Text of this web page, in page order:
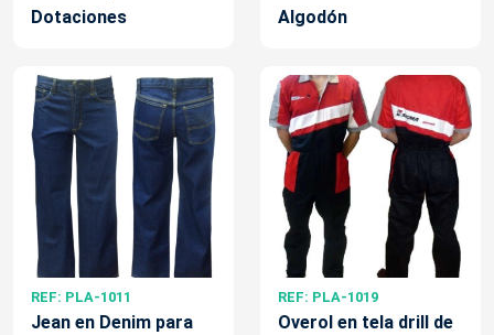
Dotaciones
Algodón
REF: PLA-1011
Jean en Denim para
REF: PLA-1019
Overol en tela drill de